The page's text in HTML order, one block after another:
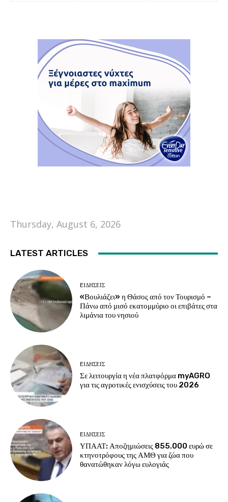
Thursday, August 6, 2026
LATEST ARTICLES
EΙΔΗΣΕΙΣ
«Βουλιάζει» η Θάσος από τον Τουρισμό –
Πάνω από μισό εκατομμύριο οι επιβάτες στα
λιμάνια του νησιού
EΙΔΗΣΕΙΣ
Σε λειτουργία η νέα πλατφόρμα myAGRO
για τις αγροτικές ενισχύσεις του 2026
EΙΔΗΣΕΙΣ
ΥΠΑΑΤ: Αποζημιώσεις 855.000 ευρώ σε
κτηνοτρόφους της ΑΜΘ για ζώα που
θανατώθηκαν λόγω ευλογιάς